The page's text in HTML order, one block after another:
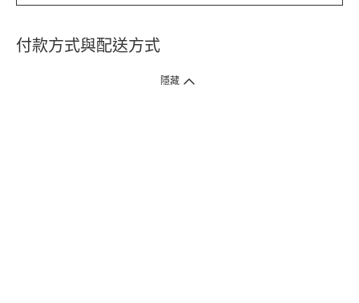
付款方式與配送方式
隱藏